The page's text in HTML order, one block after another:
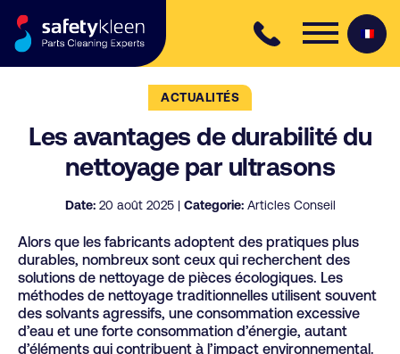
ACTUALITÉS
Les avantages de durabilité du
nettoyage par ultrasons
Date:20 août 2025 | Categorie:Articles Conseil
Alors que les fabricants adoptent des pratiques plus
durables, nombreux sont ceux qui recherchent des
solutions de nettoyage de pièces écologiques. Les
méthodes de nettoyage traditionnelles utilisent souvent
des solvants agressifs, une consommation excessive
d’eau et une forte consommation d’énergie, autant
d’éléments qui contribuent à l’impact environnemental.